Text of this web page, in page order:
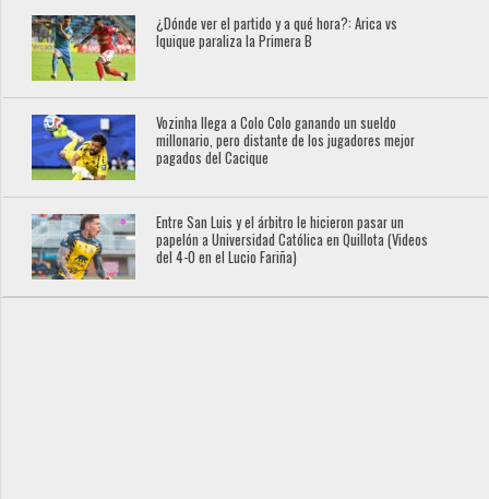
¿Dónde ver el partido y a qué hora?: Arica vs
Iquique paraliza la Primera B
Vozinha llega a Colo Colo ganando un sueldo
millonario, pero distante de los jugadores mejor
pagados del Cacique
Entre San Luis y el árbitro le hicieron pasar un
papelón a Universidad Católica en Quillota (Videos
del 4-0 en el Lucio Fariña)